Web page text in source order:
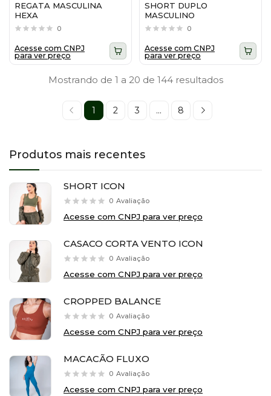
Produtos mais recentes
SHORT ICON
0 Avaliação
Acesse com CNPJ para ver preço
CASACO CORTA VENTO ICON
0 Avaliação
Acesse com CNPJ para ver preço
CROPPED BALANCE
0 Avaliação
Acesse com CNPJ para ver preço
MACACÃO FLUXO
0 Avaliação
Acesse com CNPJ para ver preço
REGATA MASCULINA
HEXA
0
Acesse com CNPJ
para ver preço
SHORT DUPLO
MASCULINO
0
Acesse com CNPJ
para ver preço
Mostrando de 1 a 20 de 144 resultados
1 2 3 ... 8